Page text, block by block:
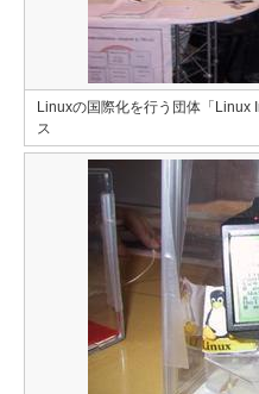
Linuxの国際化を行う団体「
ス